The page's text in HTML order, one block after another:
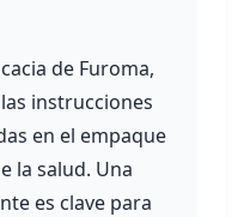
de Furoma,
instrucciones
en el empaque
la salud. Una
es clave para